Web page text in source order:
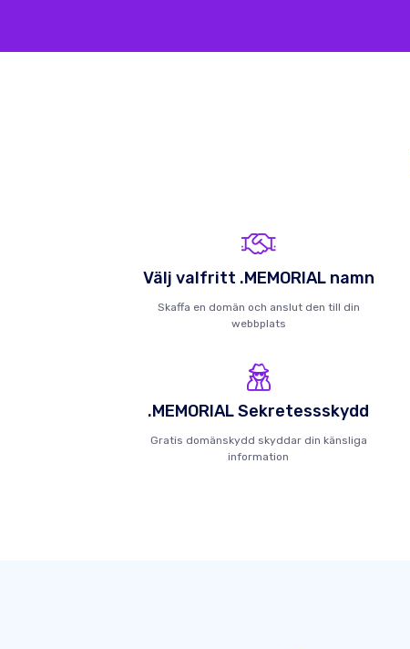
Välj valfritt .MEMORIAL namn
Skaffa en domän och anslut den till din
webbplats
.MEMORIAL Sekretessskydd
Gratis domänskydd skyddar din känsliga
information